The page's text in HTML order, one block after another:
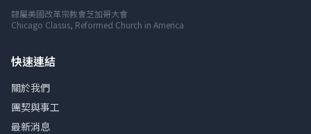
隸屬美國改革宗教會芝加哥大會
Chicago Classis, Reformed Church in America
快速連結
關於我們
團契與事工
最新消息